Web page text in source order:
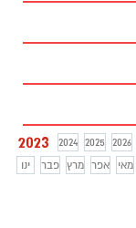
2023 2024 2025
2026
ינו
פבר מרץ אפר מאי